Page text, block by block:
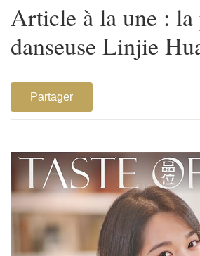
Article à la une : la
danseuse Linjie
Partager